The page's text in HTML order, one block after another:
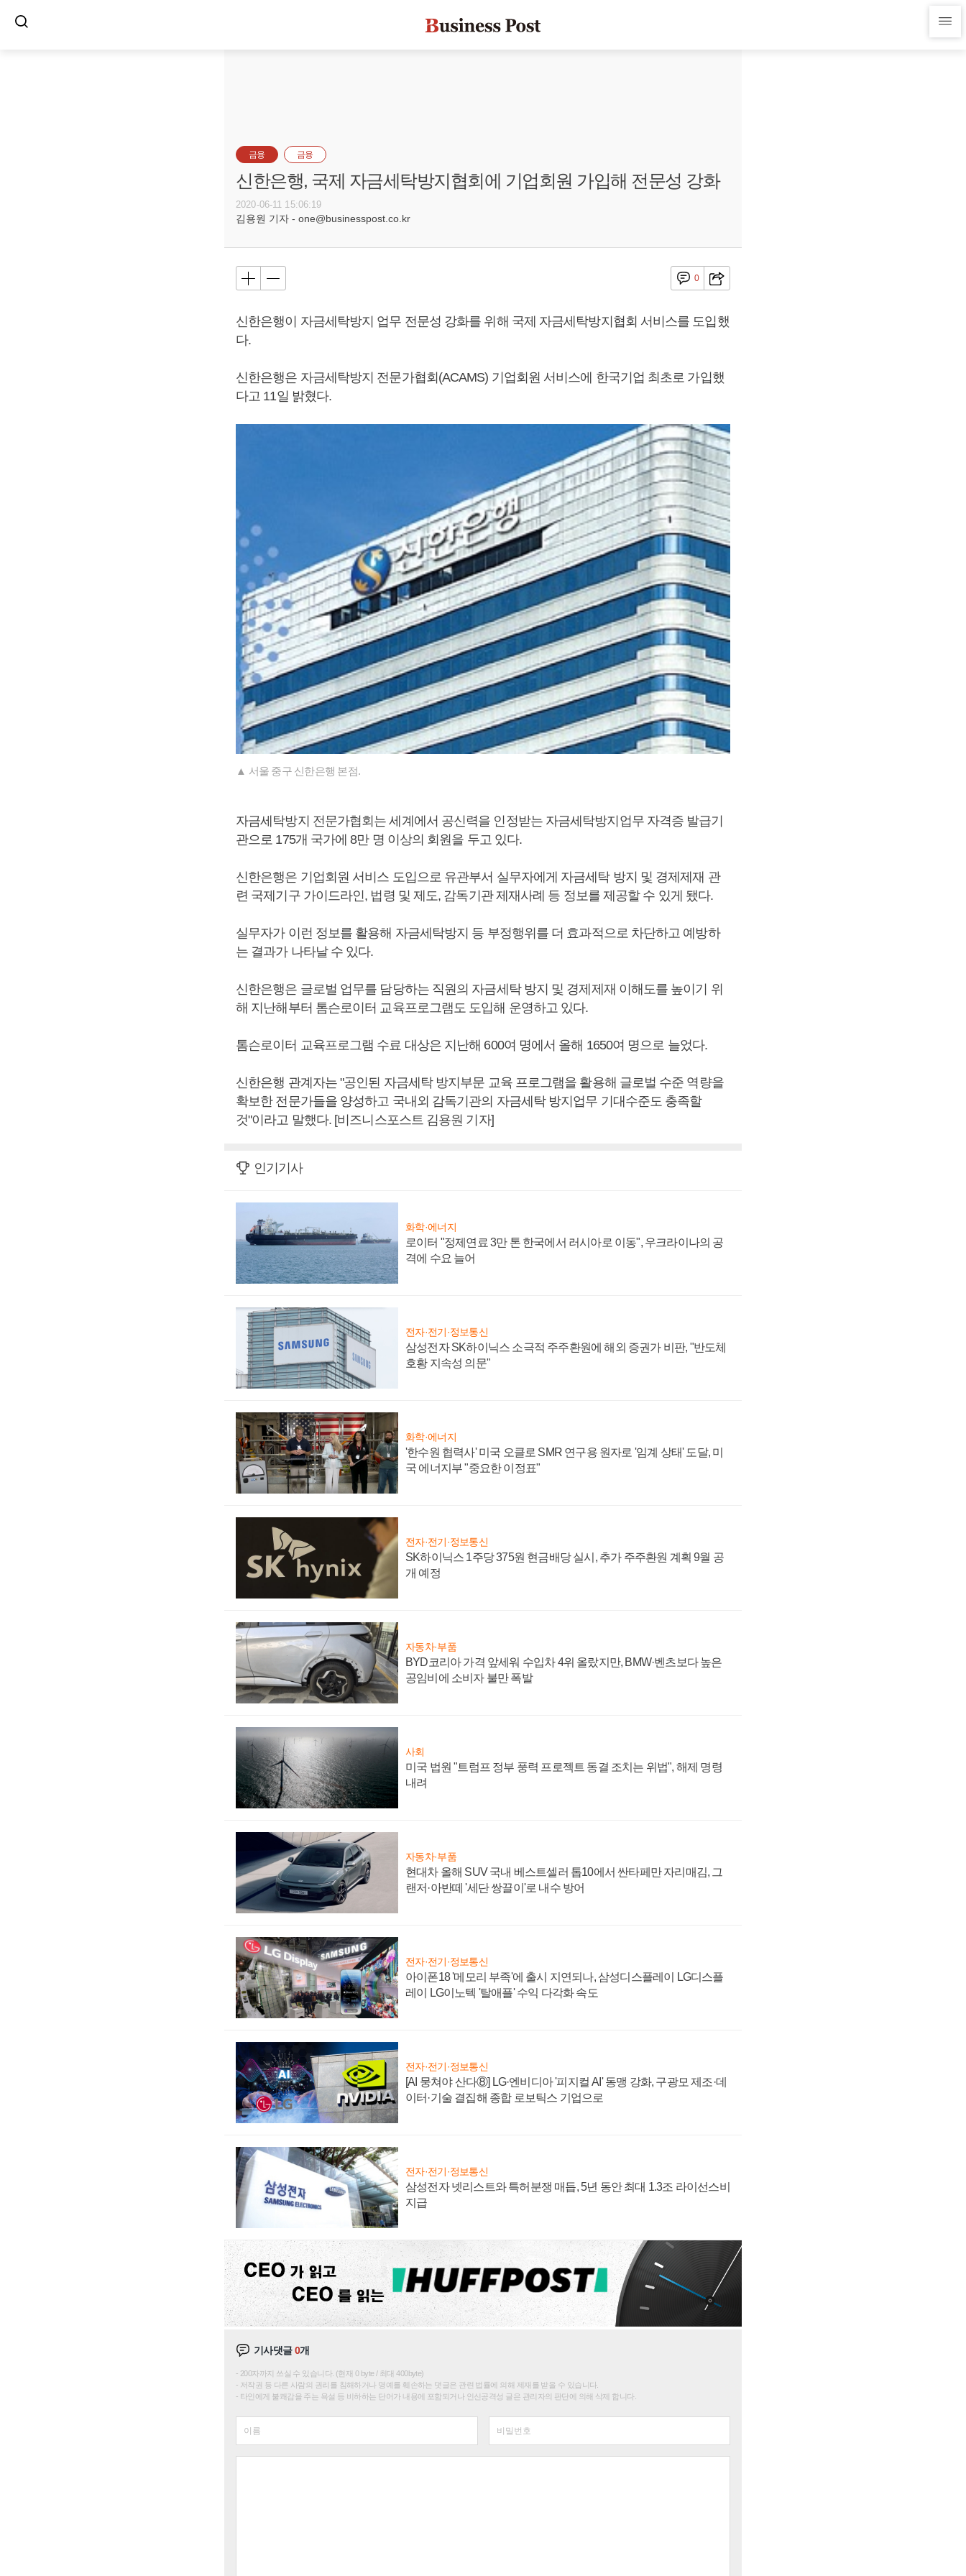
금융 금융
신한은행, 국제 자금세탁방지협회에 기업회원 가입해 전문성 강화
2020-06-11 15:06:19
김용원 기자 - one@businesspost.co.kr
0
신한은행이 자금세탁방지 업무 전문성 강화를 위해 국제 자금세탁방지협회 서비스를 도입했
다.
신한은행은 자금세탁방지 전문가협회(ACAMS) 기업회원 서비스에 한국기업 최초로 가입했
다고 11일 밝혔다.
▲ 서울 중구 신한은행 본점.
자금세탁방지 전문가협회는 세계에서 공신력을 인정받는 자금세탁방지업무 자격증 발급기
관으로 175개 국가에 8만 명 이상의 회원을 두고 있다.
신한은행은 기업회원 서비스 도입으로 유관부서 실무자에게 자금세탁 방지 및 경제제재 관
련 국제기구 가이드라인, 법령 및 제도, 감독기관 제재사례 등 정보를 제공할 수 있게 됐다.
실무자가 이런 정보를 활용해 자금세탁방지 등 부정행위를 더 효과적으로 차단하고 예방하
는 결과가 나타날 수 있다.
신한은행은 글로벌 업무를 담당하는 직원의 자금세탁 방지 및 경제제재 이해도를 높이기 위
해 지난해부터 톰슨로이터 교육프로그램도 도입해 운영하고 있다.
톰슨로이터 교육프로그램 수료 대상은 지난해 600여 명에서 올해 1650여 명으로 늘었다.
신한은행 관계자는 "공인된 자금세탁 방지부문 교육 프로그램을 활용해 글로벌 수준 역량을
확보한 전문가들을 양성하고 국내외 감독기관의 자금세탁 방지업무 기대수준도 충족할
것"이라고 말했다. [비즈니스포스트 김용원 기자]
인기기사
화학·에너지
로이터 "정제연료 3만 톤 한국에서 러시아로 이동", 우크라이나의 공
격에 수요 늘어
전자·전기·정보통신
삼성전자 SK하이닉스 소극적 주주환원에 해외 증권가 비판, "반도체
호황 지속성 의문"
화학·에너지
'한수원 협력사' 미국 오클로 SMR 연구용 원자로 '임계 상태' 도달, 미
국 에너지부 "중요한 이정표"
전자·전기·정보통신
SK하이닉스 1주당 375원 현금배당 실시, 추가 주주환원 계획 9월 공
개 예정
자동차·부품
BYD코리아 가격 앞세워 수입차 4위 올랐지만, BMW·벤츠보다 높은
공임비에 소비자 불만 폭발
사회
미국 법원 "트럼프 정부 풍력 프로젝트 동결 조치는 위법", 해제 명령
내려
자동차·부품
현대차 올해 SUV 국내 베스트셀러 톱10에서 싼타페만 자리매김, 그
랜저·아반떼 '세단 쌍끌이'로 내수 방어
전자·전기·정보통신
아이폰18 '메모리 부족'에 출시 지연되나, 삼성디스플레이 LG디스플
레이 LG이노텍 '탈애플' 수익 다각화 속도
전자·전기·정보통신
[AI 뭉쳐야 산다⑧] LG·엔비디아 '피지컬 AI' 동맹 강화, 구광모 제조·데
이터·기술 결집해 종합 로보틱스 기업으로
전자·전기·정보통신
삼성전자 넷리스트와 특허분쟁 매듭, 5년 동안 최대 1.3조 라이선스비
지급
기사댓글0개
200자까지 쓰실 수 있습니다. (현재 0 byte / 최대 400byte)
저작권 등 다른 사람의 권리를 침해하거나 명예를 훼손하는 댓글은 관련 법률에 의해 제재를 받을 수 있습니다.
타인에게 불쾌감을 주는 욕설 등 비하하는 단어가 내용에 포함되거나 인신공격성 글은 관리자의 판단에 의해 삭제 합니다.